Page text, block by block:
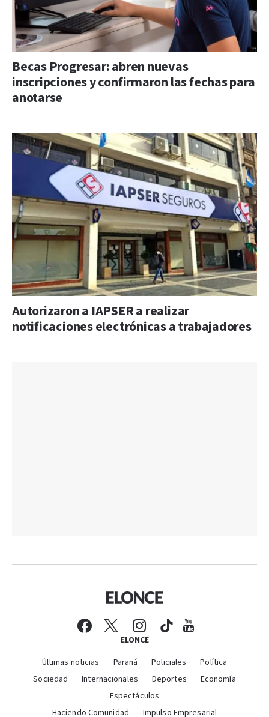
Becas Progresar: abren nuevas
inscripciones y confirmaron las fechas para
anotarse
Autorizaron a IAPSER a realizar
notificaciones electrónicas a trabajadores
ELONCE
Últimas noticias Paraná Policiales
Política
Sociedad
Internacionales Deportes
Economía
Espectáculos
Haciendo Comunidad
Impulso Empresarial